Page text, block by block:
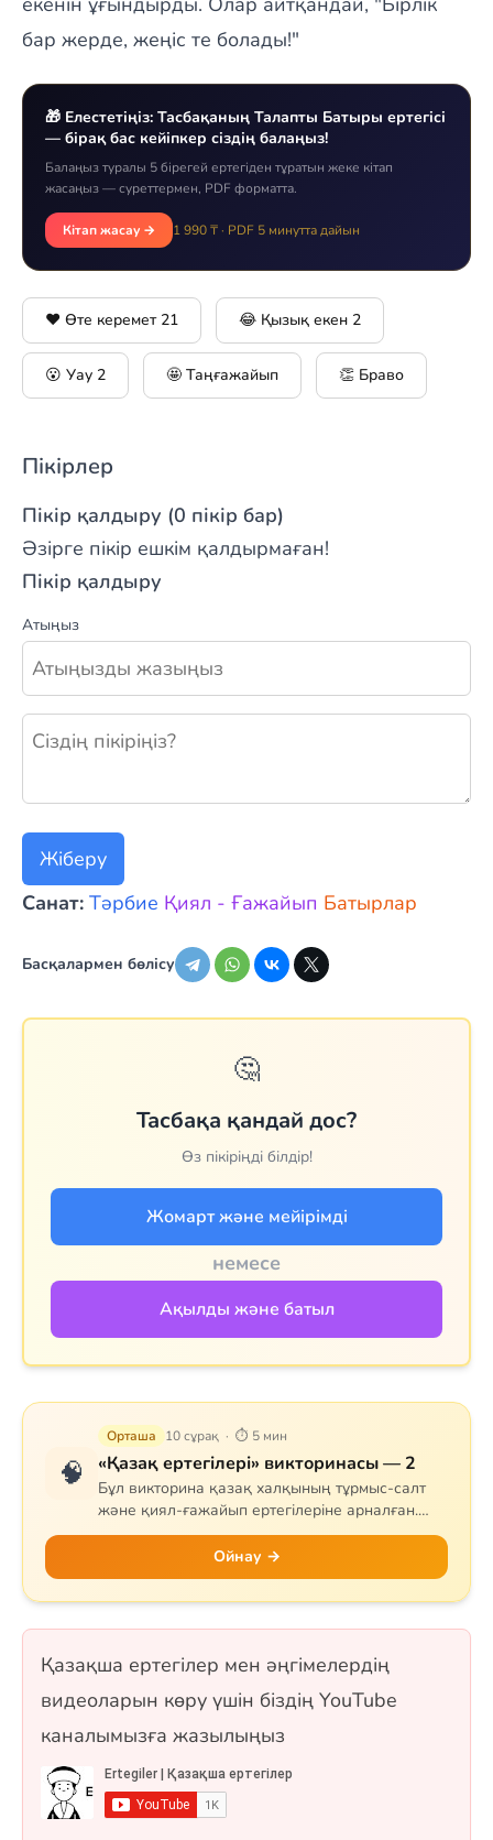
бар жерде, жеңіс те болады!"
🎁 Елестетіңіз: Тасбақаның Талапты Батыры ертегісі
— бірақ бас кейіпкер сіздің балаңыз!
Балаңыз туралы 5 бірегей ертегіден тұратын жеке кітап
жасаңыз — суреттермен, PDF форматта.
Кітап жасау → 1 990 ₸ · PDF 5 минутта дайын
❤️ Өте керемет 21 😂 Қызық екен 2
😮 Уау 2 🤩 Таңғажайып 👏 Браво
Пікірлер
Пікір қалдыру (0 пікір бар)
Әзірге пікір ешкім қалдырмаған!
Пікір қалдыру
Атыңыз
Жаңа пікір қалдыру
Жіберу
Санат: Тәрбие Қиял - Ғажайып Батырлар
Басқалармен бөлісу
🤔
Тасбақа қандай дос?
Өз пікіріңді білдір!
Жомарт және мейірімді
немесе
Ақылды және батыл
🧠
Орташа 10 сұрақ · ⏱ 5 мин
«Қазақ ертегілері» викторинасы — 2
Бұл викторина қазақ халқының тұрмыс-салт
және қиял-ғажайып ертегілеріне арналған.
Сұрақтар тапқыр Тазша Бала, дана Аяз би,
шешен Жиренше, «Алтын сақа», «Күн
астындағы Күнікей қыз» және «Ақ ниет пен
Қара ниет» ертегілерін қамтиды. 10 сұрақ, бір
Ойнау →
Қазақша ертегілер мен әңгімелердің
видеоларын көру үшін біздің YouTube
каналымызға жазылыңыз